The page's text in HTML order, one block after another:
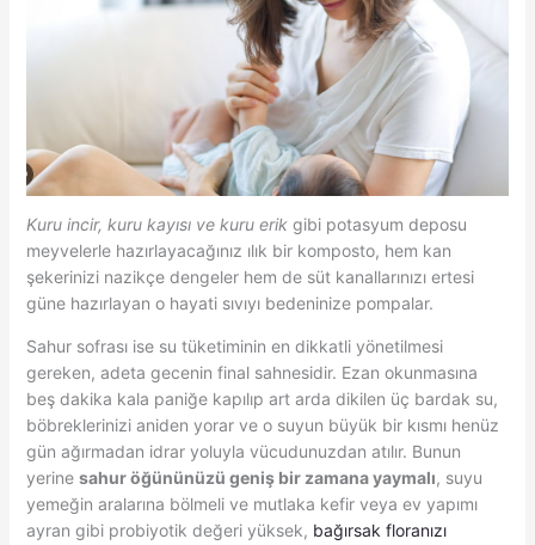
Kuru incir, kuru kayısı ve kuru erikgibi potasyum deposu
meyvelerle hazırlayacağınız ılık bir komposto, hem kan
şekerinizi nazikçe dengeler hem de süt kanallarınızı ertesi
güne hazırlayan o hayati sıvıyı bedeninize pompalar.
Sahur sofrası ise su tüketiminin en dikkatli yönetilmesi
gereken, adeta gecenin final sahnesidir. Ezan okunmasına
beş dakika kala paniğe kapılıp art arda dikilen üç bardak su,
böbreklerinizi aniden yorar ve o suyun büyük bir kısmı henüz
gün ağırmadan idrar yoluyla vücudunuzdan atılır. Bunun
yerine sahur öğününüzü geniş bir zamana yaymalı, suyu
yemeğin aralarına bölmeli ve mutlaka kefir veya ev yapımı
ayran gibi probiyotik değeri yüksek, bağırsak floranızı